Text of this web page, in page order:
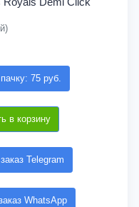
75 руб.
в корзину
Telegram
WhatsApp